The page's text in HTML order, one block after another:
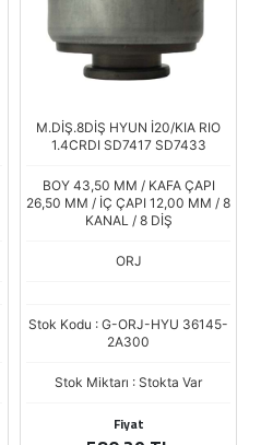
M.DİŞ.8DİŞ HYUN İ20/KIA RIO
1.4CRDI SD7417 SD7433
BOY 43,50 MM / KAFA ÇAPI
26,50 MM / İÇ ÇAPI 12,00 MM / 8
KANAL / 8 DİŞ
ORJ
Stok Kodu : G-ORJ-HYU 36145-
2A300
Stok Miktarı : Stokta Var
Fiyat